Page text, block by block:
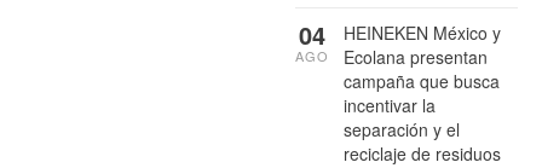
HEINEKEN México y
Ecolana presentan
campaña que busca
incentivar la
separación y el
reciclaje de residuos
04
AGO